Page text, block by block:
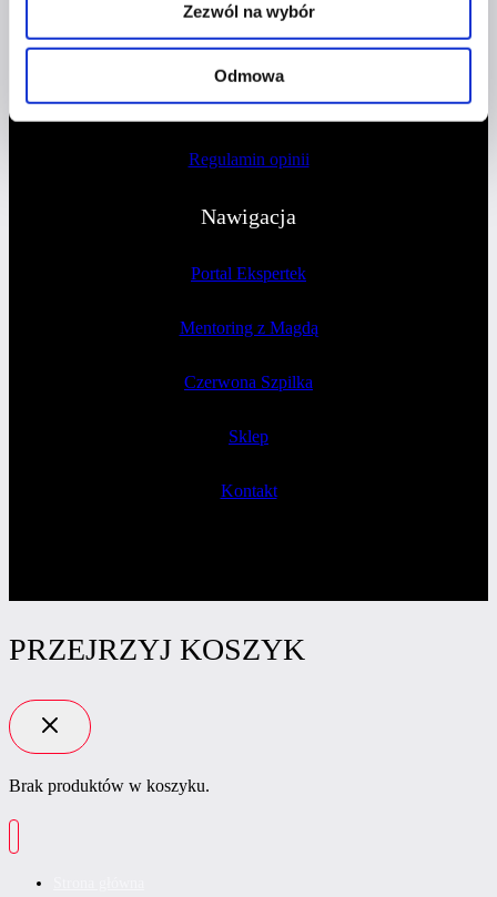
Zezwól na wybór
Odmowa
Regulamin sprzedaży
Regulamin newslettera
Regulamin opinii
Nawigacja
Portal Ekspertek
Mentoring z Magdą
Czerwona Szpilka
Sklep
Kontakt
PRZEJRZYJ KOSZYK
Brak produktów w koszyku.